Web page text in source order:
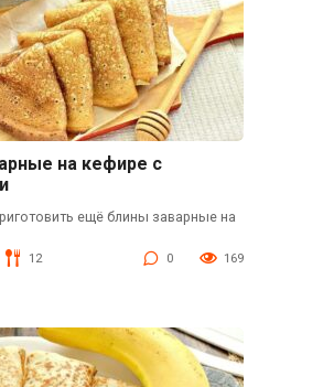
на кефире с
ещё блины заварные на
12 0 169